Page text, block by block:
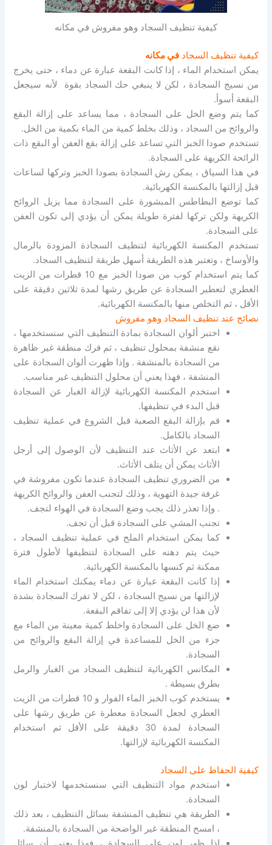
كيفية تنظيف السجاد وهو مفروش في مكانه
كيفية تنظيف السجادفي مكانه
يمكن استخدام الماء ، إذا كانت البقعة عبارة عن دماء ، حتى يخرج
من نسيج السجادة ، لكن لا ينبغي حك السجاد بقوة لأنه سيجعل
البقعة أسوأ.
كما يتم وضع الخل على السجادة ، مما يساعد على إزالة البقع
والروائح من السجاد ، وذلك بخلط كمية من الماء بكمية من الخل.
تستخدم صودا الخبز التي تساعد على إزالة بقع العفن أو البقع ذات
الرائحة الكريهة على السجادة.
في هذا السياق ، يمكن رش السجادة بصودا الخبز وتركها لساعات
قبل إزالتها بالمكنسة الكهربائية.
كما توضع البطاطس المبشورة على السجادة مما يزيل الروائح
الكريهة ولكن تركها لفترة طويلة يمكن أن يؤدي إلى تكون العفن
على السجادة.
تستخدم المكنسة الكهربائية لتنظيف السجادة المزودة بالرمال
والأوساخ ، وتعتبر هذه الطريقة أسهل طريقة لتنظيف السجاد.
كما يتم استخدام كوب من صودا الخبز مع 10 قطرات من الزيت
العطري لتعطير السجادة عن طريق رشها لمدة ثلاثين دقيقة على
الأقل ، ثم التخلص منها بالمكنسة الكهربائية.
نصائح عند تنظيف السجاد وهو مفروش
اختبر ألوان السجادة بمادة التنظيف التي سنستخدمها ،
نقع منشفة بمحلول تنظيف ، ثم فرك منطقة غير ظاهرة
من السجادة بالمنشفة . وإذا ظهرت ألوان السجادة على
المنشفة ، فهذا يعني أن محلول التنظيف غير مناسب.
استخدم المكنسة الكهربائية لإزالة الغبار عن السجادة
قبل البدء في تنظيفها.
قم بإزالة البقع الصعبة قبل الشروع في عملية تنظيف
السجاد بالكامل.
ابتعد عن الأثاث عند التنظيف لأن الوصول إلى أرجل
الأثاث يمكن أن يتلف الأثاث.
من الضروري تنظيف السجادة عندما تكون مفروشة في
غرفة جيدة التهوية ، وذلك لتجنب العفن والروائح الكريهة
. وإذا تعذر ذلك يجب وضع السجادة في الهواء لتجف.
تجنب المشي على السجادة قبل أن تجف.
كما يمكن استخدام الملح في عملية تنظيف السجاد ،
حيث يتم دهنه على السجادة لتنظيفها لأطول فترة
ممكنة ثم كنسها بالمكنسة الكهربائية.
إذا كانت البقعة عبارة عن دماء يمكنك استخدام الماء
لإزالتها من نسيج السجادة ، لكن لا تفرك السجادة بشدة
لأن هذا لن يؤدي إلا إلى تفاقم البقعة.
ضع الخل على السجادة واخلط كمية معينة من الماء مع
جزء من الخل للمساعدة في إزالة البقع والروائح من
السجادة.
المكانس الكهربائية لتنظيف السجاد من الغبار والرمل
بطرق بسيطة .
يستخدم كوب الخبز الماء الفوار و 10 قطرات من الزيت
العطري لجعل السجادة معطرة عن طريق رشها على
السجادة لمدة 30 دقيقة على الأقل ثم استخدام
المكنسة الكهربائية لإزالتها.
كيفية الحفاظ على السجاد
استخدم مواد التنظيف التي سنستخدمها لاختبار لون
السجادة.
الطريقة هي تنظيف المنشفة بسائل التنظيف ، بعد ذلك
، امسح المنطقة غير الواضحة من السجادة بالمنشفة.